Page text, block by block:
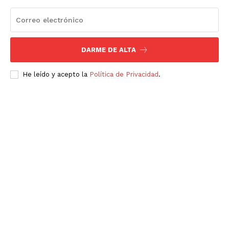
DARME DE ALTA
He leído y acepto la Política de Privacidad .